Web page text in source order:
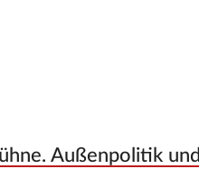
Außenpolitik und